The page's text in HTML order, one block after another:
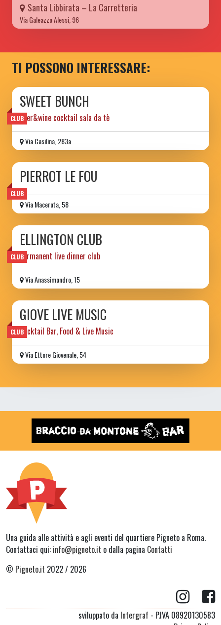
Santa Libbirata – La Carretteria
Via Galeazzo Alessi, 96
TI POSSONO INTERESSARE:
CLUB
SWEET BUNCH
beer&wine cocktail sala da tè
Via Casilina, 283a
CLUB
PIERROT LE FOU
Via Macerata, 58
CLUB
ELLINGTON CLUB
permanent live dinner club
Via Anassimandro, 15
CLUB
GIOVE LIVE MUSIC
Cocktail Bar, Food & Live Music
Via Ettore Giovenale, 54
Una guida alle attività e agli eventi del quartiere Pigneto a Roma.
Contattaci qui: info@pigneto.it o dalla pagina Contatti
© Pigneto.it 2022 / 2026
sviluppato da Intergraf - P.IVA 08920130583